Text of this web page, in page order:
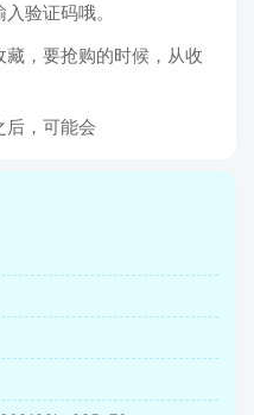
验证码哦。
，要抢购的时候，从收
后，可能会